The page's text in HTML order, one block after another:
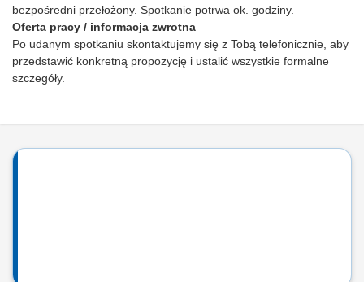
bezpośredni przełożony. Spotkanie potrwa ok. godziny.
Oferta pracy / informacja zwrotna
Po udanym spotkaniu skontaktujemy się z Tobą telefonicznie, aby
przedstawić konkretną propozycję i ustalić wszystkie formalne
szczegóły.